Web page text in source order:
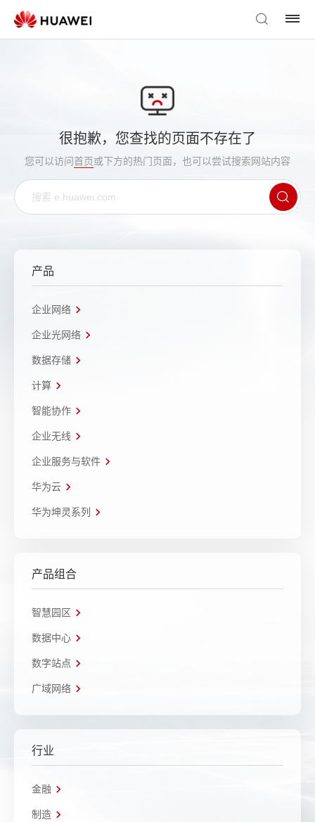
很抱歉，您查找的页面不存在了
您可以访问首页或下方的热门页面，也可以尝试搜索网站内容
产品
企业网络
企业光网络
数据存储
计算
智能协作
企业无线
企业服务与软件
华为云
华为坤灵系列
产品组合
智慧园区
数据中心
数字站点
广域网络
行业
金融
制造